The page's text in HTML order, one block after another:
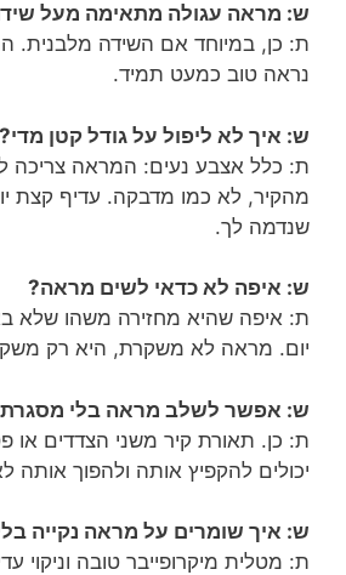
ש: מראה עגולה מתאימה מעל
ת: כן, במיוחד אם השידה מלבנית.
נראה טוב כמעט תמיד.
ש: איך לא ליפול על גודל קטן מדי?
ת: כלל אצבע נעים: המראה צריכה
מהקיר, לא כמו מדבקה. עדיף קצת
שנדמה לך.
ש: איפה לא כדאי לשים מראה?
ת: איפה שהיא מחזירה משהו שלא
יום. מראה לא משקרת, היא רק
ש: אפשר לשלב מראה בלי
ת: כן. תאורת קיר משני הצדדים או
יכולים להקפיץ אותה ולהפוך אותה
ש: איך שומרים על מראה נקייה
ת: מטלית מיקרופייבר טובה וניקוי